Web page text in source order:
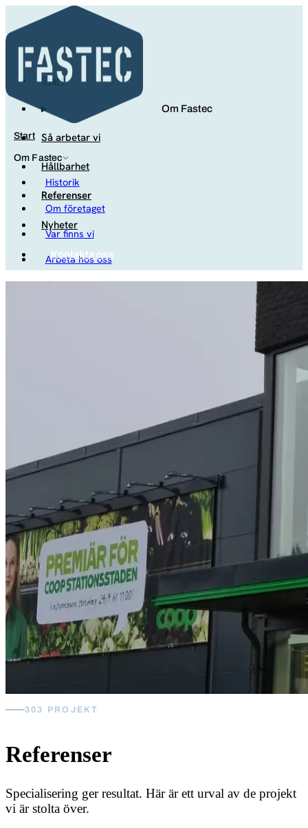
Start
Om Fastec
Historik
Om företaget
Var finns vi
Arbeta hos oss
Studenter
Start
Om Fastec
Så arbetar vi
Hållbarhet
Referenser
Nyheter
Kontakta oss
303 PROJEKT
Referenser
Specialisering ger resultat. Här är ett urval av de projekt
vi är stolta över.